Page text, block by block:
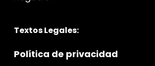
Textos Legales:
Política de privacidad